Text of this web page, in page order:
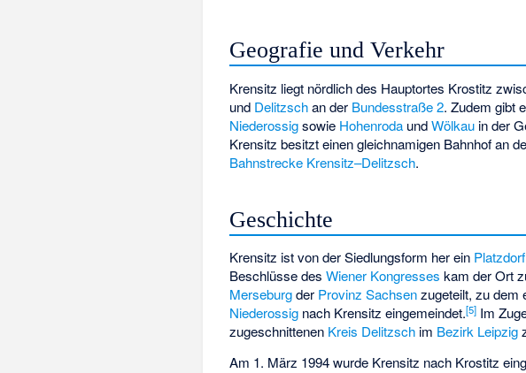
Geografie und Verkehr
Krensitz liegt nördlich des Hauptortes Krostitz
und Delitzschan der Bundesstraße 2. Zudem gibt
Niederossigsowie Hohenroda undWölkau in der
Krensitz besitzt einen gleichnamigen Bahnhof an
Bahnstrecke Krensitz–Delitzsch.
Geschichte
Krensitz ist von der Siedlungsform her ein Platzdorf
Beschlüsse desWiener Kongresses kam der Ort
Merseburgder Provinz Sachsenzugeteilt, zu dem
Niederossig nach Krensitz eingemeindet.[5] Im
zugeschnittenen Kreis Delitzsch im Bezirk Leipzig
Am 1. März 1994 wurde Krensitz nach Krostitz